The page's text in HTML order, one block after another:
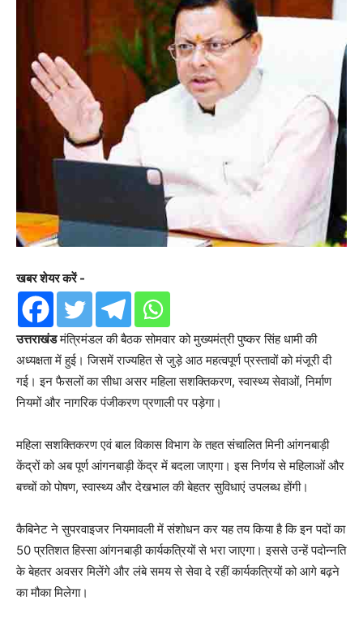
खबर शेयर करें -
उत्तराखंडमंत्रिमंडल की बैठक सोमवार को मुख्यमंत्री पुष्कर सिंह धामी की
अध्यक्षता में हुई। जिसमें राज्यहित से जुड़े आठ महत्वपूर्ण प्रस्तावों को मंजूरी दी
गई। इन फैसलों का सीधा असर महिला सशक्तिकरण, स्वास्थ्य सेवाओं, निर्माण
नियमों और नागरिक पंजीकरण प्रणाली पर पड़ेगा।
महिला सशक्तिकरण एवं बाल विकास विभाग के तहत संचालित मिनी आंगनबाड़ी
केंद्रों को अब पूर्ण आंगनबाड़ी केंद्र में बदला जाएगा। इस निर्णय से महिलाओं और
बच्चों को पोषण, स्वास्थ्य और देखभाल की बेहतर सुविधाएं उपलब्ध होंगी।
कैबिनेट ने सुपरवाइजर नियमावली में संशोधन कर यह तय किया है कि इन पदों का
50 प्रतिशत हिस्सा आंगनबाड़ी कार्यकत्रियों से भरा जाएगा। इससे उन्हें पदोन्नति
के बेहतर अवसर मिलेंगे और लंबे समय से सेवा दे रहीं कार्यकत्रियों को आगे बढ़ने
का मौका मिलेगा।